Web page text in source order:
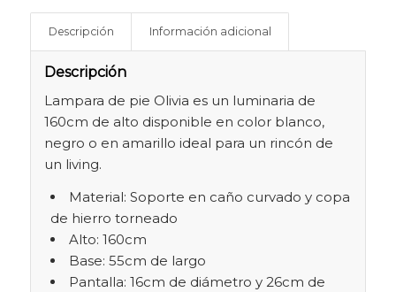
Descripción Información adicional
Descripción
Lampara de pie Olivia es un luminaria de
160cm de alto disponible en color blanco,
negro o en amarillo ideal para un rincón de
un living.
Material: Soporte en caño curvado y copa
de hierro torneado
Alto: 160cm
Base: 55cm de largo
Pantalla: 16cm de diámetro y 26cm de